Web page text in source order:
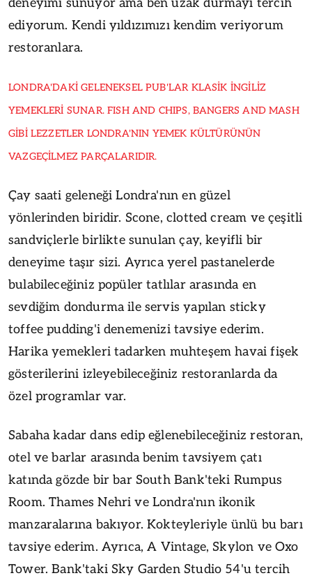
deneyimi sunuyor ama ben uzak durmayı tercih
ediyorum. Kendi yıldızımızı kendim veriyorum
restoranlara.
LONDRA'DAKİ GELENEKSEL PUB'LAR KLASİK İNGİLİZ
YEMEKLERİ SUNAR. FISH AND CHIPS, BANGERS AND MASH
GİBİ LEZZETLER LONDRA'NIN YEMEK KÜLTÜRÜNÜN
VAZGEÇİLMEZ PARÇALARIDIR.
Çay saati geleneği Londra'nın en güzel
yönlerinden biridir. Scone, clotted cream ve çeşitli
sandviçlerle birlikte sunulan çay, keyifli bir
deneyime taşır sizi. Ayrıca yerel pastanelerde
bulabileceğiniz popüler tatlılar arasında en
sevdiğim dondurma ile servis yapılan sticky
toffee pudding'i denemenizi tavsiye ederim.
Harika yemekleri tadarken muhteşem havai fişek
gösterilerini izleyebileceğiniz restoranlarda da
özel programlar var.
Sabaha kadar dans edip eğlenebileceğiniz restoran,
otel ve barlar arasında benim tavsiyem çatı
katında gözde bir bar South Bank'teki Rumpus
Room. Thames Nehri ve Londra'nın ikonik
manzaralarına bakıyor. Kokteyleriyle ünlü bu barı
tavsiye ederim. Ayrıca, A Vintage, Skylon ve Oxo
Tower. Bank'taki Sky Garden Studio 54'u tercih